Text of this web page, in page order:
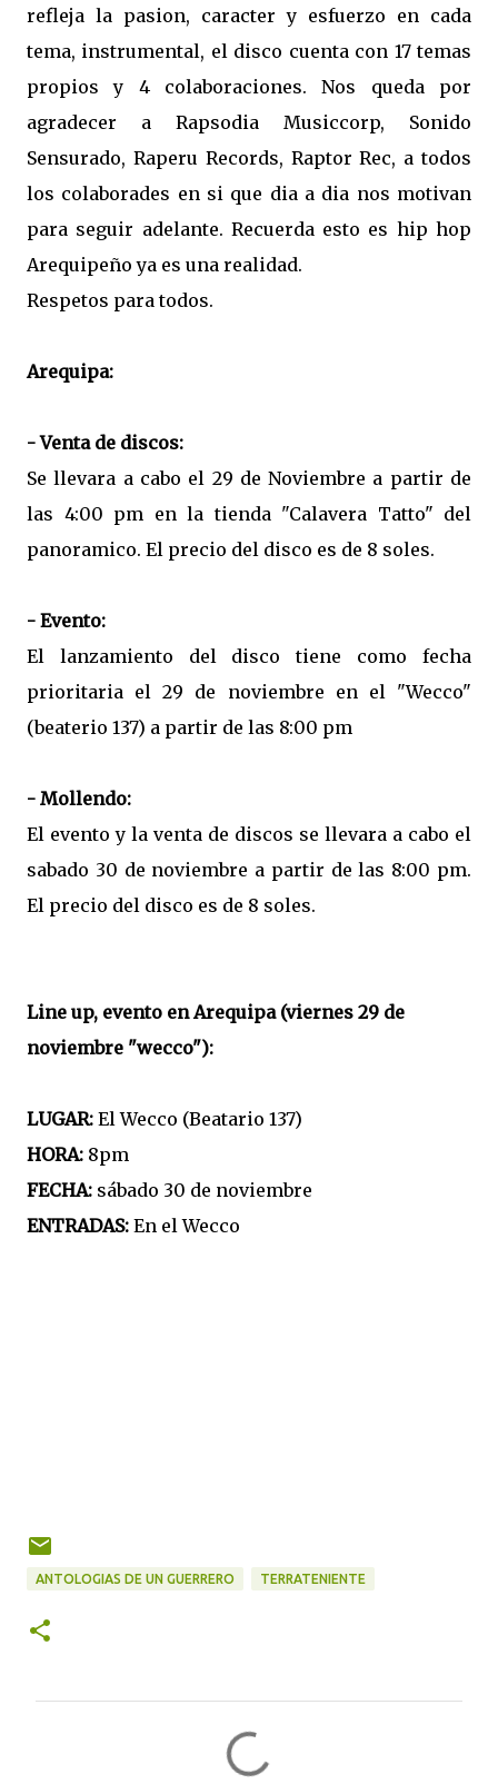
refleja la pasion, caracter y esfuerzo en cada
tema, instrumental, el disco cuenta con 17 temas
propios y 4 colaboraciones. Nos queda por
agradecer a Rapsodia Musiccorp, Sonido
Sensurado, Raperu Records, Raptor Rec, a todos
los colaborades en si que dia a dia nos motivan
para seguir adelante. Recuerda esto es hip hop
Arequipeño ya es una realidad.
Respetos para todos.
Arequipa:
- Venta de discos:
Se llevara a cabo el 29 de Noviembre a partir de
las 4:00 pm en la tienda "Calavera Tatto" del
panoramico. El precio del disco es de 8 soles.
- Evento:
El lanzamiento del disco tiene como fecha
prioritaria el 29 de noviembre en el "Wecco"
(beaterio 137) a partir de las 8:00 pm
- Mollendo:
El evento y la venta de discos se llevara a cabo el
sabado 30 de noviembre a partir de las 8:00 pm.
El precio del disco es de 8 soles.
Line up, evento en Arequipa (viernes 29 de
noviembre "wecco"):
LUGAR: El Wecco (Beatario 137)
HORA: 8pm
FECHA: sábado 30 de noviembre
ENTRADAS: En el Wecco
ANTOLOGIAS DE UN GUERRERO TERRATENIENTE